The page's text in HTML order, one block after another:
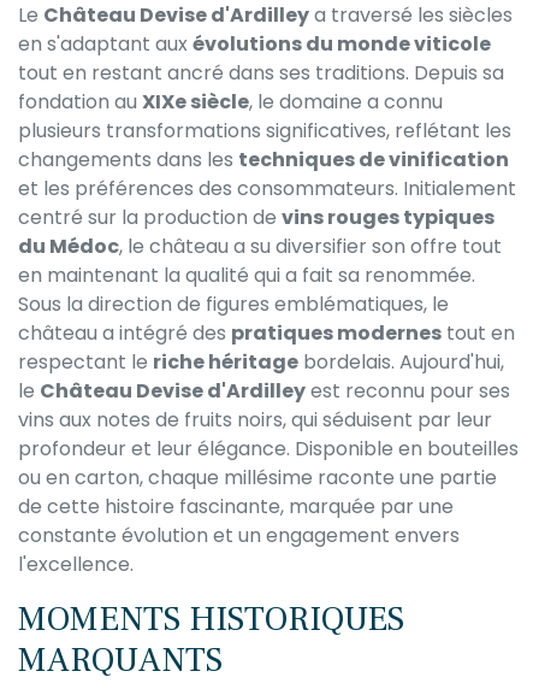
Le Château Devise d'Ardilleya traversé les siècles
en s'adaptant auxévolutions du monde viticole
tout en restant ancré dans ses traditions. Depuis sa
fondation au XIXe siècle, le domaine a connu
plusieurs transformations significatives, reflétant les
changements dans les techniques de vinification
et les préférences des consommateurs. Initialement
centré sur la production de vins rouges typiques
du Médoc, le château a su diversifier son offre tout
en maintenant la qualité qui a fait sa renommée.
Sous la direction de figures emblématiques, le
château a intégré des pratiques modernes tout en
respectant le riche héritage bordelais. Aujourd'hui,
le Château Devise d'Ardilleyest reconnu pour ses
vins aux notes de fruits noirs, qui séduisent par leur
profondeur et leur élégance. Disponible en bouteilles
ou en carton, chaque millésime raconte une partie
de cette histoire fascinante, marquée par une
constante évolution et un engagement envers
l'excellence.
MOMENTS HISTORIQUES
MARQUANTS